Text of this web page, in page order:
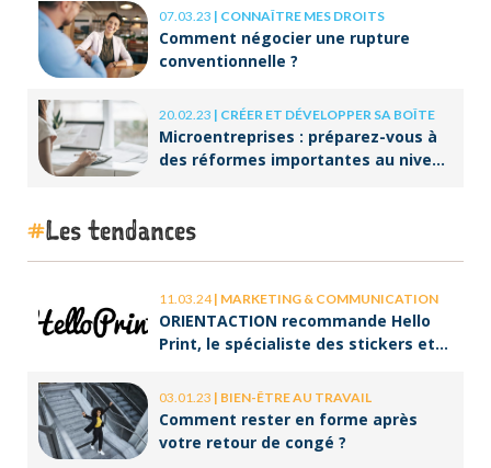
07.03.23 | CONNAÎTRE MES DROITS
Comment négocier une rupture
conventionnelle ?
20.02.23 | CRÉER ET DÉVELOPPER SA BOÎTE
Microentreprises : préparez-vous à
des réformes importantes au niveau
Les tendances
11.03.24| MARKETING & COMMUNICATION
ORIENTACTION recommande Hello
Print, le spécialiste des stickers et
03.01.23 | BIEN-ÊTRE AU TRAVAIL
Comment rester en forme après
votre retour de congé ?